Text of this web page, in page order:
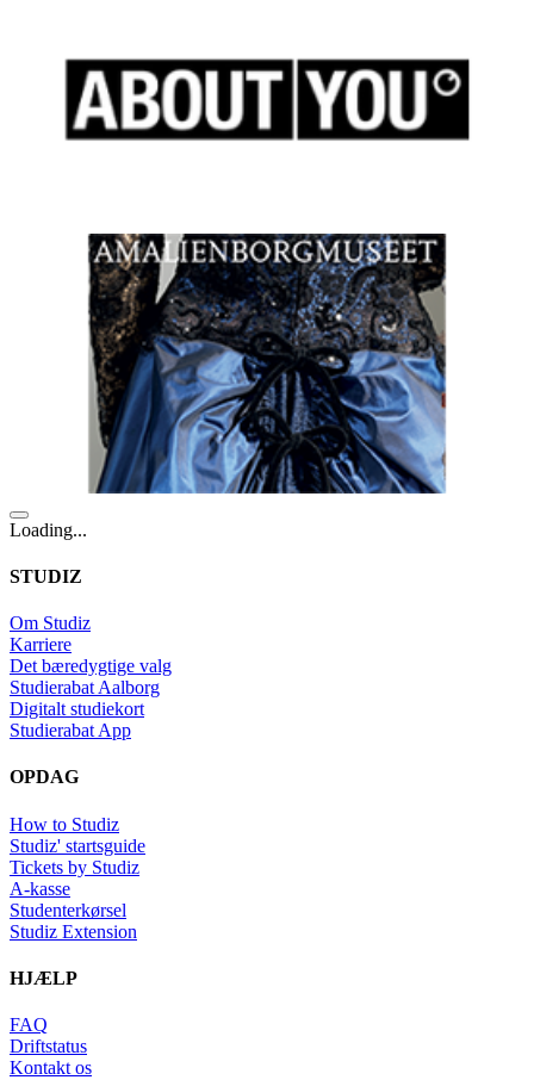
Loading...
STUDIZ
Om Studiz
Karriere
Det bæredygtige valg
Studierabat Aalborg
Digitalt studiekort
Studierabat App
OPDAG
How to Studiz
Studiz' startsguide
Tickets by Studiz
A-kasse
Studenterkørsel
Studiz Extension
HJÆLP
FAQ
Driftstatus
Kontakt os